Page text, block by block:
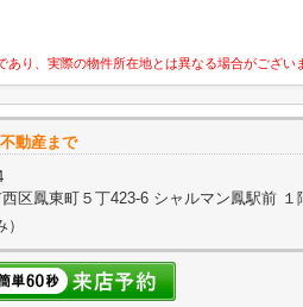
り、実際の物件所在地とは異なる場合がござい
動産まで
区鳳東町５丁423-6 シャルマン鳳駅前 １